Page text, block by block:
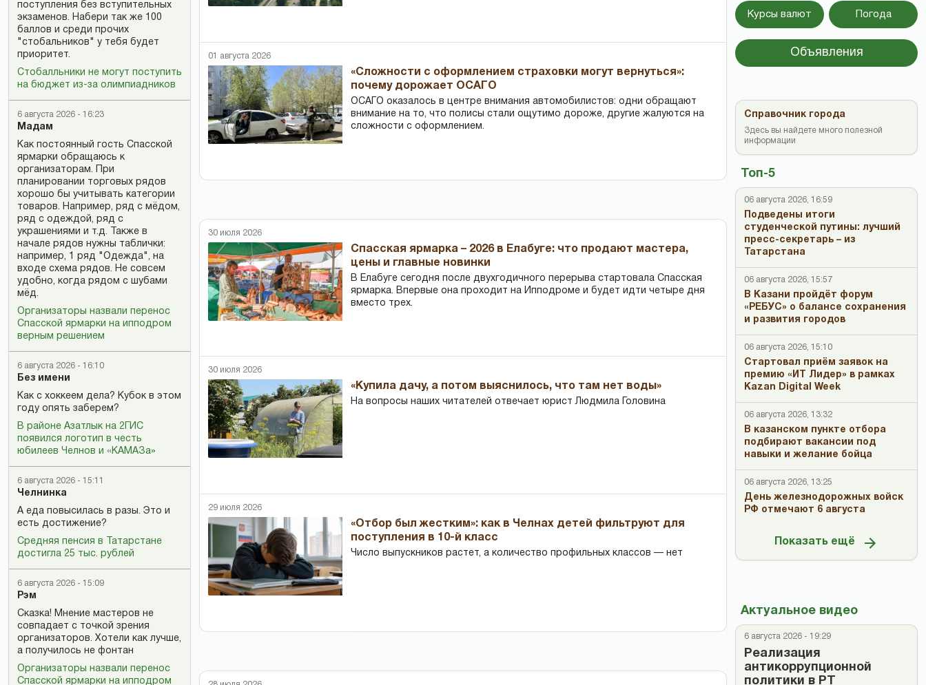
поступления без вступительных
экзаменов. Набери так же 100
баллов и среди прочих
"стобальников" у тебя будет
приоритет.
Стобалльники не могут поступить
на бюджет из-за олимпиадников
6 августа 2026 - 16:23
Мадам
Как постоянный гость Спасской
ярмарки обращаюсь к
организаторам. При
планировании торговых рядов
хорошо бы учитывать категории
товаров. Например, ряд с мёдом,
ряд с одеждой, ряд с
украшениями и т.д. Также в
начале рядов нужны таблички:
например, 1 ряд "Одежда", на
входе схема рядов. Не совсем
удобно, когда рядом с шубами
мёд.
Организаторы назвали перенос
Спасской ярмарки на ипподром
верным решением
6 августа 2026 - 16:10
Без имени
Как с хоккеем дела? Кубок в этом
году опять заберем?
В районе Азатлык на 2ГИС
появился логотип в честь
юбилеев Челнов и «КАМАЗа»
6 августа 2026 - 15:11
Челнинка
А еда повысилась в разы. Это и
есть достижение?
Средняя пенсия в Татарстане
достигла 25 тыс. рублей
6 августа 2026 - 15:09
Рэм
Сказка! Мнение мастеров не
совпадает с точкой зрения
организаторов. Хотели как лучше,
а получилось не фонтан
Организаторы назвали перенос
Спасской ярмарки на ипподром
01 августа 2026
«Сложности с оформлением страховки могут вернуться»:
почему дорожает ОСАГО
ОСАГО оказалось в центре внимания автомобилистов: одни обращают
внимание на то, что полисы стали ощутимо дороже, другие жалуются на
сложности с оформлением.
30 июля 2026
Спасская ярмарка – 2026 в Елабуге: что продают мастера,
цены и главные новинки
В Елабуге сегодня после двухгодичного перерыва стартовала Спасская
ярмарка. Впервые она проходит на Ипподроме и будет идти четыре дня
вместо трех.
30 июля 2026
«Купила дачу, а потом выяснилось, что там нет воды»
На вопросы наших читателей отвечает юрист Людмила Головина
29 июля 2026
«Отбор был жестким»: как в Челнах детей фильтруют для
поступления в 10-й класс
Число выпускников растет, а количество профильных классов — нет
Курсы валют Погода
Объявления
Топ-5
06 августа 2026, 16:59
Подведены итоги
студенческой путины: лучший
пресс-секретарь – из
Татарстана
06 августа 2026, 15:57
В Казани пройдёт форум
«РЕБУС» о балансе сохранения
и развития городов
06 августа 2026, 15:10
Стартовал приём заявок на
премию «ИТ Лидер» в рамках
Kazan Digital Week
06 августа 2026, 13:32
В казанском пункте отбора
подбирают вакансии под
навыки и желание бойца
06 августа 2026, 13:25
День железнодорожных войск
РФ отмечают 6 августа
Показать ещё
Актуальное видео
6 августа 2026 - 19:29
Реализация
антикоррупционной
политики в РТ
Справочник города
Здесь вы найдете много полезной
информации